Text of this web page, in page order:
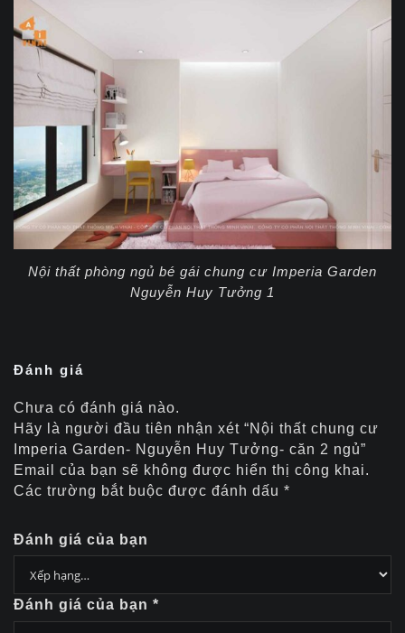
Nội thất phòng ngủ bé gái chung cư Imperia Garden
Nguyễn Huy Tưởng 1
Đánh giá
Chưa có đánh giá nào.
Hãy là người đầu tiên nhận xét “Nội thất chung cư
Imperia Garden- Nguyễn Huy Tưởng- căn 2 ngủ”
Email của bạn sẽ không được hiển thị công khai.
Các trường bắt buộc được đánh dấu *
Đánh giá của bạn
Đánh giá của bạn *